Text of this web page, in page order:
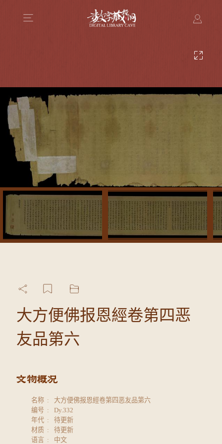
大方便佛报恩經卷第四恶
友品第六
名称
大方便佛报恩經卷第四恶友品第六
编号
Dy.332
年代
待更新
材质
待更新
语言
中文